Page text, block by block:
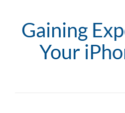
Gaining
Your